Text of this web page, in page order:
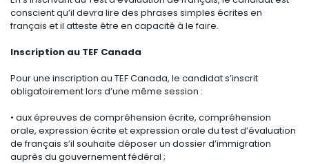
conscient qu’il devra lire des phrases simples écrites en
français et il atteste être en capacité à le faire.
Inscription au TEF Canada
Pour une inscription au TEF Canada, le candidat s’inscrit
obligatoirement lors d’une même session :
• aux épreuves de compréhension écrite, compréhension
orale, expression écrite et expression orale du test d’évaluation
de français s’il souhaite déposer un dossier d’immigration
auprès du gouvernement fédéral ;